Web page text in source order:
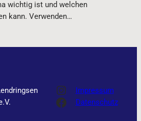
wichtig ist und welchen
kann. Verwenden…
Instagram
Facebook
Impressum
Datenschutz